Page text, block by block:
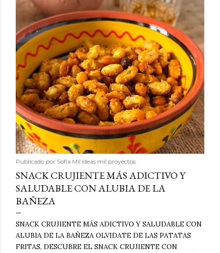
Publicado por Sofía Mil ideas mil proyectos
SNACK CRUJIENTE MÁS ADICTIVO Y
SALUDABLE CON ALUBIA DE LA
BAÑEZA
SNACK CRUJIENTE MÁS ADICTIVO Y SALUDABLE CON
ALUBIA DE LA BAÑEZA OLVIDATE DE LAS PATATAS
FRITAS, DESCUBRE EL SNACK CRUJIENTE CON